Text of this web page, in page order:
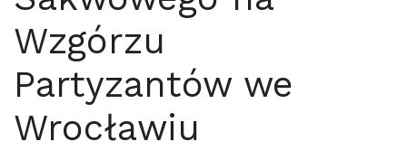
Wzgórzu
Partyzantów we
Wrocławiu